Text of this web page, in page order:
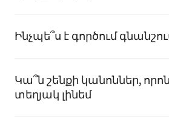
Ինչպե՞ս է գործում
Կա՞ն շենքի կանոններ,
տեղյակ լինեմ